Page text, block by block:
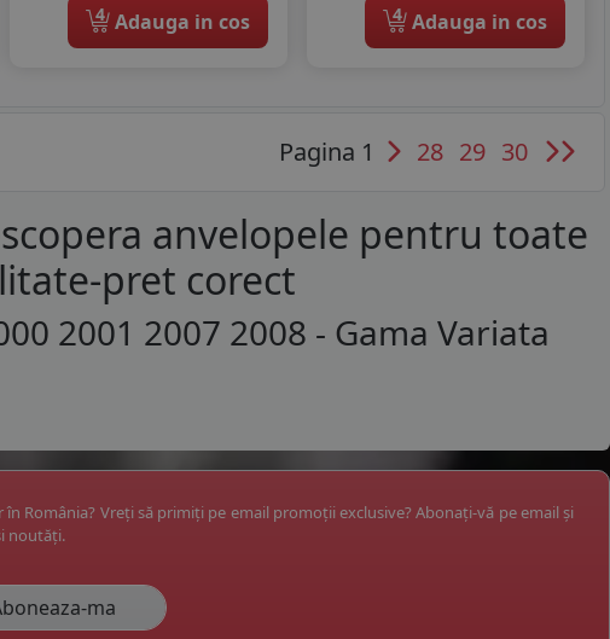
4 Adauga in cos
4 Adauga in cos
Pagina 1 28 29 30
anvelopele pentru toate
pret corect
2001 2007 2008 - Gama Variata
România? Vreți să primiți pe email promoții exclusive? Abonați-vă pe email și
noutăți.